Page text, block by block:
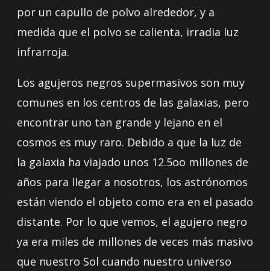
por un capullo de polvo alrededor, y a
medida que el polvo se calienta, irradia luz
infrarroja.
Los agujeros negros supermasivos son muy
comunes en los centros de las galaxias, pero
encontrar uno tan grande y lejano en el
cosmos es muy raro. Debido a que la luz de
la galaxia ha viajado unos 12.5oo millones de
años para llegar a nosotros, los astrónomos
están viendo el objeto como era en el pasado
distante. Por lo que vemos, el agujero negro
ya era miles de millones de veces más masivo
que nuestro Sol cuando nuestro universo